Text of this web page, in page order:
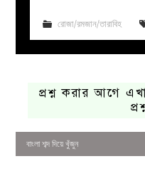
রোজা/রমজান/তারাবিহ
প্রশ্ন করার আগে